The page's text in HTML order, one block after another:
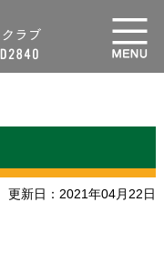
更新日：2021年04月22日